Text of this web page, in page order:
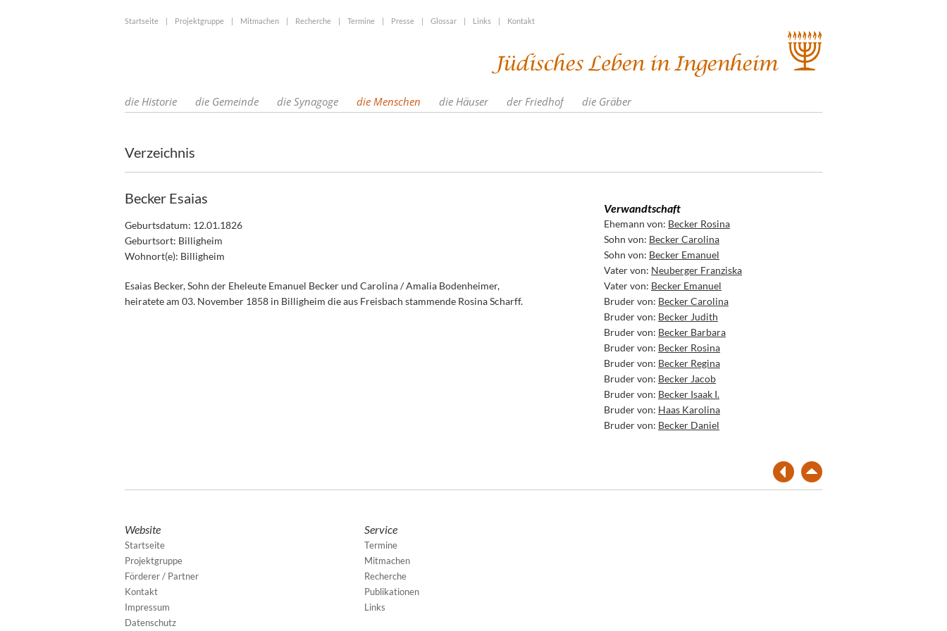
Startseite | Projektgruppe | Mitmachen | Recherche | Termine | Presse | Glossar | Links | Kontakt
die Historie die Gemeinde die Synagoge die Menschen die Häuser der Friedhof die Gräber
Verzeichnis
Becker Esaias
Geburtsdatum: 12.01.1826
Geburtsort: Billigheim
Wohnort(e): Billigheim
Esaias Becker, Sohn der Eheleute Emanuel Becker und Carolina / Amalia Bodenheimer,
heiratete am 03. November 1858 in Billigheim die aus Freisbach stammende Rosina Scharff.
Verwandtschaft
Ehemann von: Becker Rosina
Sohn von: Becker Carolina
Sohn von: Becker Emanuel
Vater von: Neuberger Franziska
Vater von: Becker Emanuel
Bruder von: Becker Carolina
Bruder von: Becker Judith
Bruder von: Becker Barbara
Bruder von: Becker Rosina
Bruder von: Becker Regina
Bruder von: Becker Jacob
Bruder von: Becker Isaak I.
Bruder von: Haas Karolina
Bruder von: Becker Daniel
Website
Startseite
Projektgruppe
Förderer / Partner
Kontakt
Impressum
Datenschutz
Service
Termine
Mitmachen
Recherche
Publikationen
Links